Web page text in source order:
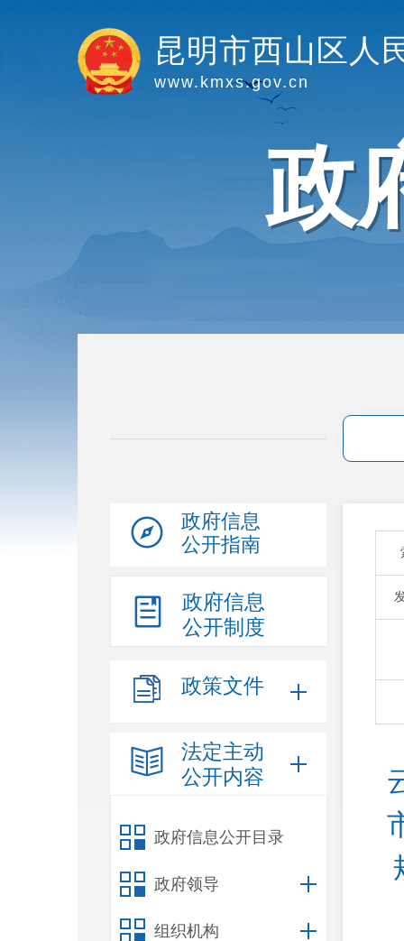
昆明市西山区人
www.kmxs.gov.cn
政
政府信息
公开指南
政府信息
公开制度
政策文件
法定主动
公开内容
政府信息公开目录
政府领导
组织机构